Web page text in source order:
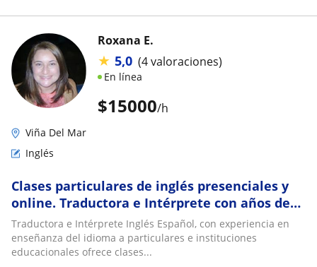
$15000/h
Roxana E.
★ 5,0 (4 valoraciones)
En línea
Viña Del Mar
Inglés
Clases particulares de inglés presenciales y
online. Traductora e Intérprete con años de
experiencia en la enseñanza del idioma
Traductora e Intérprete Inglés Español, con experiencia en
enseñanza del idioma a particulares e instituciones
educacionales ofrece clases...